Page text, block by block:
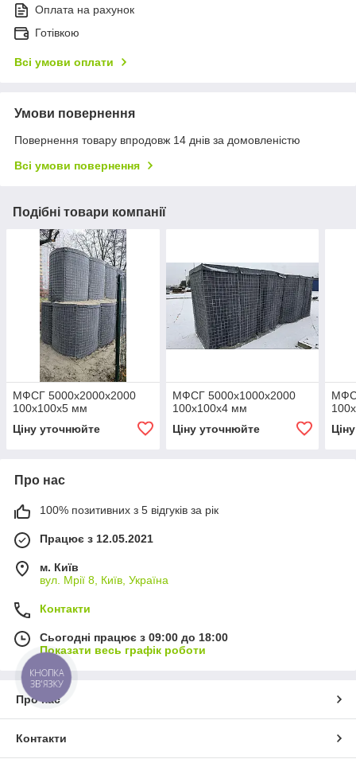
Оплата на рахунок
Готівкою
Всі умови оплати
Умови повернення
Повернення товару впродовж 14 днів за домовленістю
Всі умови повернення
Подібні товари компанії
МФСГ 5000х2000х2000
100х100х5 мм
Ціну уточнюйте
МФСГ 5000х1000х2000
100х100х4 мм
Ціну уточнюйте
Про нас
100% позитивних з 5 відгуків за рік
Працює з 12.05.2021
м. Київ
вул. Мрії 8, Київ, Україна
Контакти
Сьогодні працює з 09:00 до 18:00
Показати весь графік роботи
Про нас
Контакти
КНОПКА
ЗВ'ЯЗКУ